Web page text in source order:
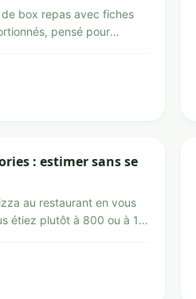
box repas avec fiches
pensé pour
quotidien: estimer sans se
au restaurant en vous
étiez plutôt à 800 ou à 1